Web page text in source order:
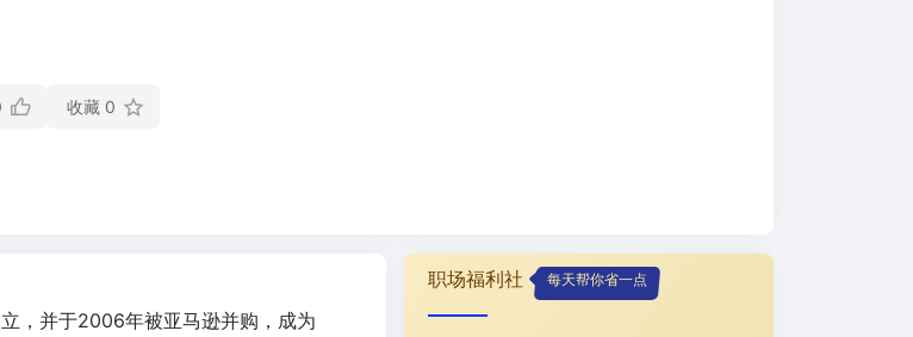
收藏 0
，并于2006年被亚马逊并购，成为
职场福利社 每天帮你省一点